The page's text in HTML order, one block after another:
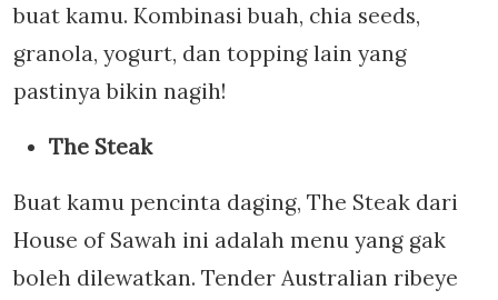
buat kamu. Kombinasi buah, chia seeds,
granola, yogurt, dan topping lain yang
pastinya bikin nagih!
The Steak
Buat kamu pencinta daging, The Steak dari
House of Sawah ini adalah menu yang gak
boleh dilewatkan. Tender Australian ribeye